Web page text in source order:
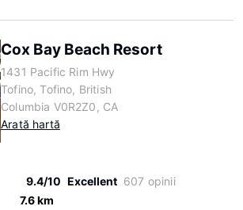
Cox Bay Beach Resort
1431 Pacific Rim Hwy
Tofino, Tofino, British
Columbia V0R2Z0, CA
Arată hartă
9.4/10 Excellent 607 opinii
7.6 km